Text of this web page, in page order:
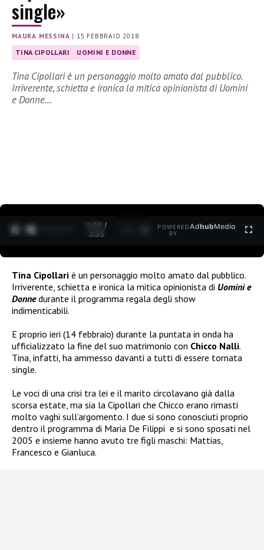
single»
MAURA MESSINA | 15 FEBBRAIO 2018
TINA CIPOLLARI UOMINI E DONNE
Tina Cipollari è un personaggio molto amato dal pubblico.
Irriverente, schietta e ironica la mitica opinionista di Uomini
e Donne…
0:30 /
3:35
POWERED
BY
AdhubMedia
Tina Cipollari è un personaggio molto amato dal pubblico.
Irriverente, schietta e ironica la mitica opinionista di Uomini e
Donnedurante il programma regala degli show
indimenticabili.
E proprio ieri (14 febbraio) durante la puntata in onda ha
ufficializzato la fine del suo matrimonio con Chicco Nalli.
Tina, infatti, ha ammesso davanti a tutti di essere tornata
single.
Le voci di una crisi tra lei e il marito circolavano già dalla
scorsa estate, ma sia la Cipollari che Chicco erano rimasti
molto vaghi sull’argomento. I due si sono conosciuti proprio
dentro il programma di Maria De Filippi e si sono sposati nel
2005 e insieme hanno avuto tre figli maschi: Mattias,
Francesco e Gianluca.